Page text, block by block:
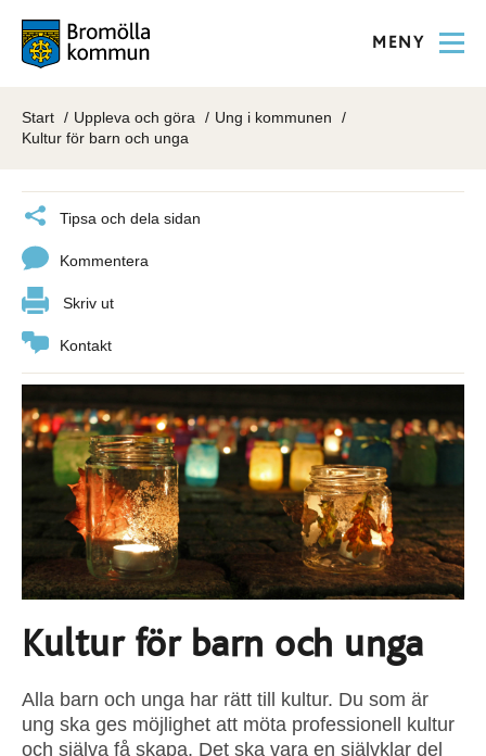
MENY
Start Uppleva och göra
Ung i kommunen
Kultur för barn och unga
Tipsa och dela sidan
Kommentera
Skriv ut
Kontakt
Kultur för barn och unga
Alla barn och unga har rätt till kultur. Du som är
ung ska ges möjlighet att möta professionell kultur
och själva få skapa. Det ska vara en självklar del